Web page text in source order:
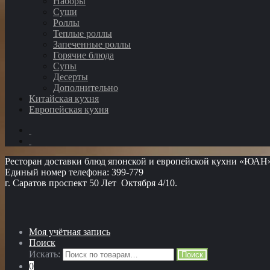
Суши
Роллы
Теплые роллы
Запеченные роллы
Горячие блюда
Супы
Десерты
Дополнительно
Китайская кухня
Европейская кухня
Ресторан доставки блюд японской и европейской кухни
Единый номер телефона: 399-779
г. Саратов проспект 50 Лет Октября 4/10.
Моя учётная запись
Поиск
Искать:
Поиск
0